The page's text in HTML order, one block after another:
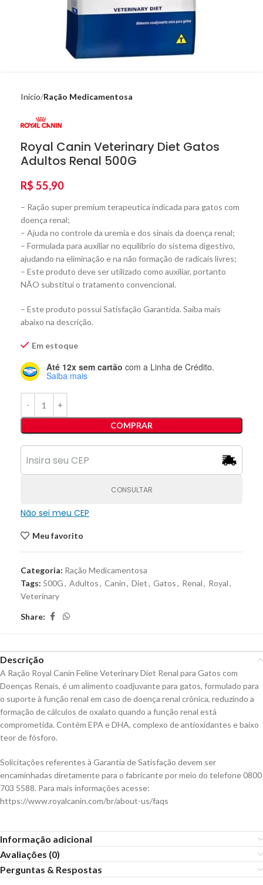
Início Ração Medicamentosa
Royal Canin Veterinary Diet Gatos
Adultos Renal 500G
R$ 55,90
– Ração super premium terapeutica indicada para gatos com
doença renal;
– Ajuda no controle da uremia e dos sinais da doença renal;
– Formulada para auxiliar no equilíbrio do sistema digestivo,
ajudando na eliminação e na não formação de radicais livres;
– Este produto deve ser utilizado como auxiliar, portanto
NÃO substitui o tratamento convencional.
– Este produto possui Satisfação Garantida. Saiba mais
abaixo na descrição.
Em estoque
Até 12x sem cartão com a Linha de Crédito.
Saiba mais
COMPRAR
CONSULTAR
Não sei meu CEP
Meu favorito
Categoria: Ração Medicamentosa
Tags: 500G, Adultos, Canin, Diet, Gatos, Renal, Royal,
Veterinary
Share:
Descrição
A Ração Royal Canin Feline Veterinary Diet Renal para Gatos com
Doenças Renais, é um alimento coadjuvante para gatos, formulado para
o suporte à função renal em caso de doença renal crônica, reduzindo a
formação de cálculos de oxalato quando a função renal está
comprometida. Contém EPA e DHA, complexo de antioxidantes e baixo
teor de fósforo.
Solicitações referentes à Garantia de Satisfação devem ser
encaminhadas diretamente para o fabricante por meio do telefone 0800
703 5588. Para mais informações acesse:
https://www.royalcanin.com/br/about-us/faqs
Informação adicional
Avaliações (0)
Perguntas & Respostas